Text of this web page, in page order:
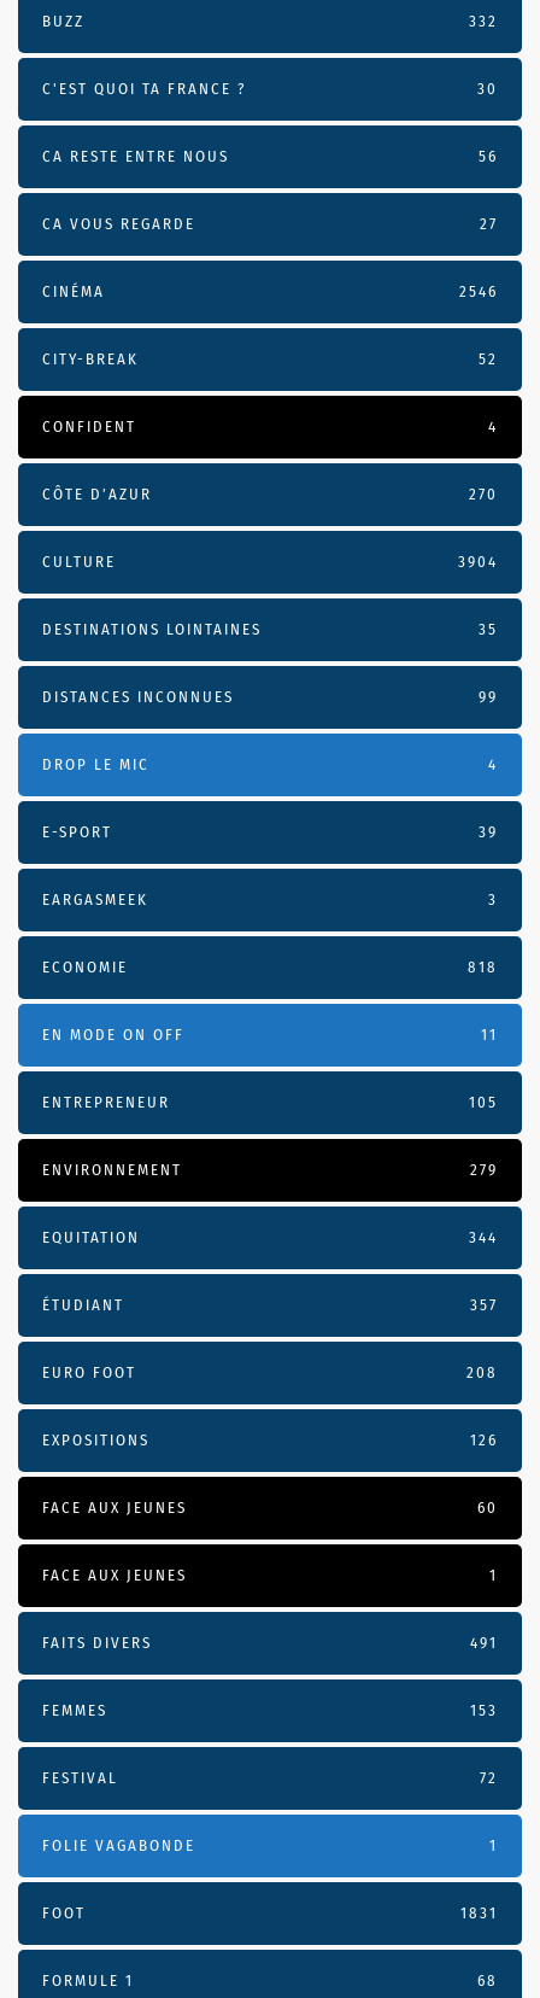
BUZZ 332
C'EST QUOI TA FRANCE ? 30
CA RESTE ENTRE NOUS 56
CA VOUS REGARDE 27
CINÉMA 2546
CITY-BREAK 52
CONFIDENT 4
CÔTE D’AZUR 270
CULTURE 3904
DESTINATIONS LOINTAINES 35
DISTANCES INCONNUES 99
DROP LE MIC 4
E-SPORT 39
EARGASMEEK 3
ECONOMIE 818
EN MODE ON OFF 11
ENTREPRENEUR 105
ENVIRONNEMENT 279
EQUITATION 344
ÉTUDIANT 357
EURO FOOT 208
EXPOSITIONS 126
FACE AUX JEUNES 60
FACE AUX JEUNES 1
FAITS DIVERS 491
FEMMES 153
FESTIVAL 72
FOLIE VAGABONDE 1
FOOT 1831
FORMULE 1 68